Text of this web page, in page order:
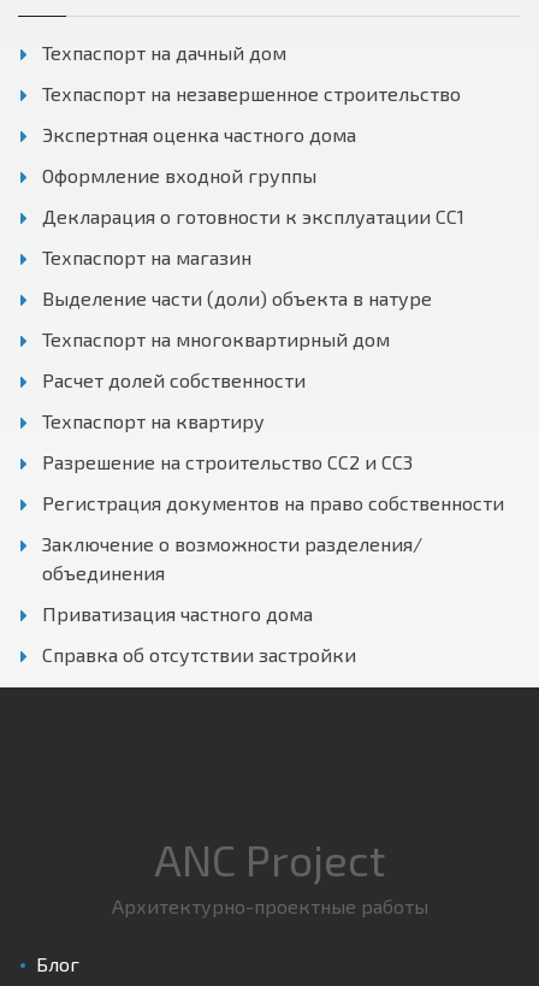
Техпаспорт на дачный дом
Техпаспорт на незавершенное строительство
Экспертная оценка частного дома
Оформление входной группы
Декларация о готовности к эксплуатации СС1
Техпаспорт на магазин
Выделение части (доли) объекта в натуре
Техпаспорт на многоквартирный дом
Расчет долей собственности
Техпаспорт на квартиру
Разрешение на строительство СС2 и СС3
Регистрация документов на право собственности
Заключение о возможности разделения/
объединения
Приватизация частного дома
Справка об отсутствии застройки
ANC Project
Архитектурно-проектные работы
Блог